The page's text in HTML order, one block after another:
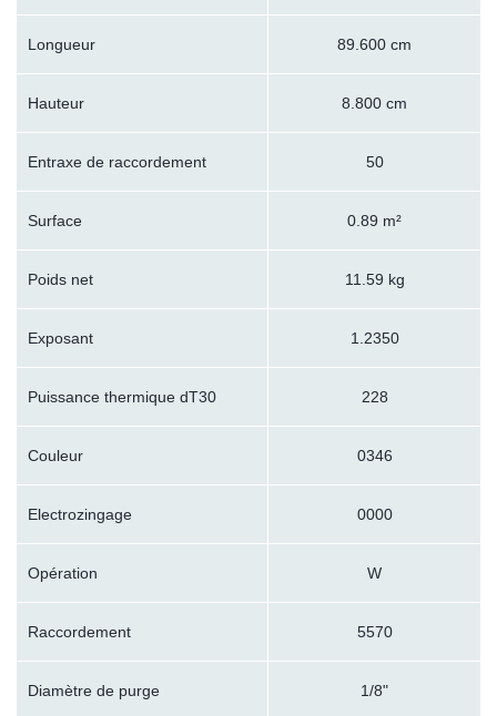
Longueur 89.600 cm
Hauteur 8.800 cm
Entraxe de raccordement 50
Surface 0.89 m²
Poids net 11.59 kg
Exposant 1.2350
Puissance thermique dT30 228
Couleur 0346
Electrozingage 0000
Opération W
Raccordement 5570
Diamètre de purge 1/8"